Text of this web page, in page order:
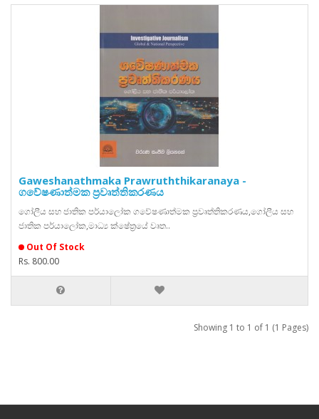
Gaweshanathmaka Prawruththikaranaya -
ගවේෂණාත්මක ප්‍රවෘත්තිකරණය
ගෝලීය සහ ජාතික පර්යාලෝක ගවේෂණාත්මක ප්‍රවෘත්තිකරණය,ගෝලීය සහ
ජාතික පර්යාලෝක,මාධ්‍ය ක්ෂේත්‍රයේ වෘත..
Out Of Stock
Rs. 800.00
Showing 1 to 1 of 1 (1 Pages)